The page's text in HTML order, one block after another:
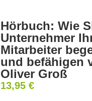
Hörbuch: Wie
Unternehmer
Mitarbeiter
und befähigen
Oliver Groß
13,95 €